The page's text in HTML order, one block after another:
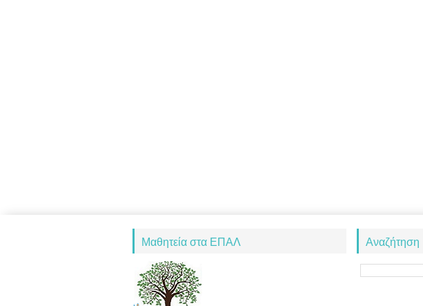
Μαθητεία στα ΕΠΑΛ Αναζήτηση